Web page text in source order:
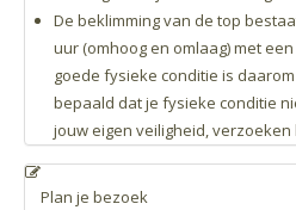
De beklimming van de top
uur (omhoog en omlaag) met
goede fysieke conditie is
bepaald dat je fysieke conditie
jouw eigen veiligheid,
Plan je bezoek